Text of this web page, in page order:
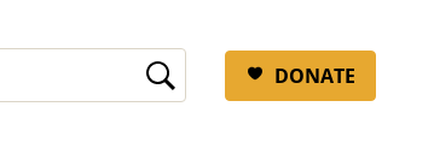
DONATE